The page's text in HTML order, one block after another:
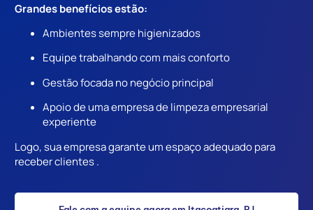
Grandes benefícios estão:
Ambientes sempre higienizados
Equipe trabalhando com mais conforto
Gestão focada no negócio principal
Apoio de uma empresa de limpeza empresarial
experiente
Logo, sua empresa garante um espaço adequado para
receber clientes .